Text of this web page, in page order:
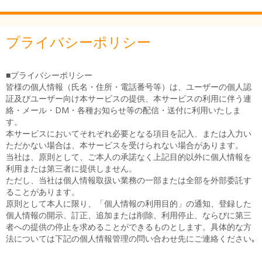
プライバシーポリシー
■プライバシーポリシー
皆様の個人情報（氏名・住所・電話番号等）は、ユーザーの個人認
証及びユーザー向け本サービスの提供、本サービスの利用に伴う連
絡・メール・DM・各種お知らせ等の配信・送付に利用いたしま
す。
本サービスにおいてそれぞれ必要となる項目を記入、または入力い
ただかない場合は、本サービスを受けられない場合があります。
当社は、原則として、ご本人の承諾なく上記目的以外に個人情報を
利用または第三者に提供しません。
ただし、当社は個人情報取扱い業務の一部または全部を外部委託す
ることがあります。
原則として本人に限り、「個人情報の利用目的」の通知、登録した
個人情報の開示、訂正、追加または削除、利用停止、ならびに第三
者への提供の停止を求めることができるものとします。具体的な方
法については下記の個人情報管理の問い合わせ先にご連絡ください｡